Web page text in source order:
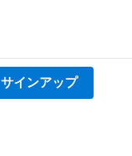
サインアップ